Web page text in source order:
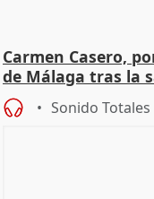
Carmen Casero,
de Málaga tras la
Sonido Totales